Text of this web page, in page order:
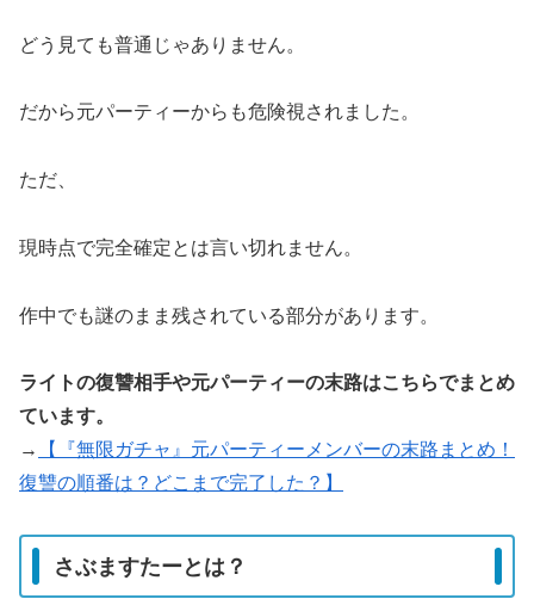
どう見ても普通じゃありません。
だから元パーティーからも危険視されました。
ただ、
現時点で完全確定とは言い切れません。
作中でも謎のまま残されている部分があります。
ライトの復讐相手や元パーティーの末路はこちらでまとめ
ています。
→
【『無限ガチャ』元パーティーメンバーの末路まとめ！
復讐の順番は？どこまで完了した？】
さぶますたーとは？